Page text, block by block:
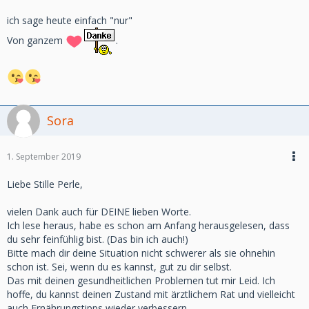
ich sage heute einfach "nur"
Von ganzem
.
Sora
1. September 2019
Liebe Stille Perle,
vielen Dank auch für DEINE lieben Worte.
Ich lese heraus, habe es schon am Anfang herausgelesen, dass
du sehr feinfühlig bist. (Das bin ich auch!)
Bitte mach dir deine Situation nicht schwerer als sie ohnehin
schon ist. Sei, wenn du es kannst, gut zu dir selbst.
Das mit deinen gesundheitlichen Problemen tut mir Leid. Ich
hoffe, du kannst deinen Zustand mit ärztlichem Rat und vielleicht